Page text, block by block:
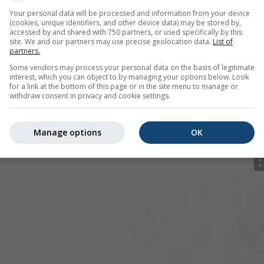
pour 42.82°N 0.43°E offre toutes les informations
Your personal data will be processed and information from your device
(cookies, unique identifiers, and other device data) may be stored by,
accessed by and shared with 750 partners, or used specifically by this
site. We and our partners may use precise geolocation data. List of
partners.
Some vendors may process your personal data on the basis of legitimate
interest, which you can object to by managing your options below. Look
for a link at the bottom of this page or in the site menu to manage or
withdraw consent in privacy and cookie settings.
OK
Manage options